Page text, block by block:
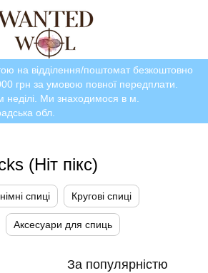
на відділення/поштомат безкоштовно
грн за умовою повної передплати.
неділі. Ми знаходимося в м.
обл.
(Ніт пікс)
спиці Кругові спиці
Аксесуари для спиць
За популярністю